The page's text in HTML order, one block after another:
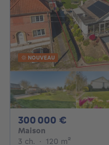
NOUVEAU
300 000 €
Maison
3 ch. 3 chambres
· 120 m²